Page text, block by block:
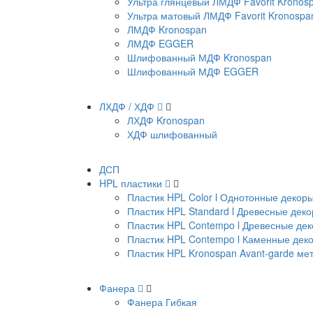
Ультра матовый ЛМДФ Favorit
ЛМДФ Kronospan
ЛМДФ EGGER
Шлифованный МДФ Kronospan
Шлифованный МДФ EGGER
ЛХДФ / ХДФ
ЛХДФ Kronospan
ХДФ шлифованный
ДСП
HPL пластики
Пластик HPL Color l Однотонные декоры
Пластик HPL Standard l Древесные
Пластик HPL Contempo l Древесные
Пластик HPL Contempo l Каменные
Пластик HPL Kronospan Avant-garde
Фанера
Фанера Гибкая